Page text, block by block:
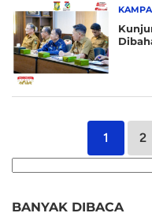
1 2
BANYAK DIBACA